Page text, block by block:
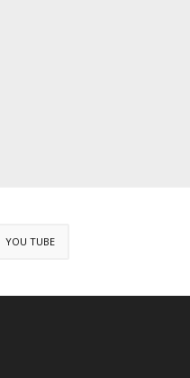
YOU TUBE